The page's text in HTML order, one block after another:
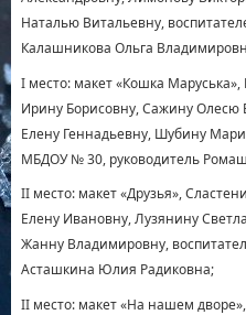
Наталью Витальевну,
Калашникова Ольга
I место: макет «Кошка
Ирину Борисовну, Сажину
Елену Геннадьевну, Шубину
МБДОУ № 30, руководитель
II место: макет «Друзья»,
Елену Ивановну, Лузянину
Жанну Владимировну,
Асташкина Юлия Радиковна;
II место: макет «На нашем